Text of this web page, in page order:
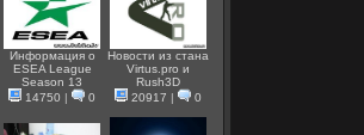
Информация о
ESEA League
Season 13
14750 | 0
Новости из стана
Virtus.pro и
Rush3D
20917 | 0